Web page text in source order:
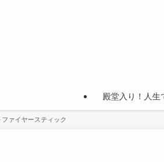
殿堂入り！人生
ファイヤースティック